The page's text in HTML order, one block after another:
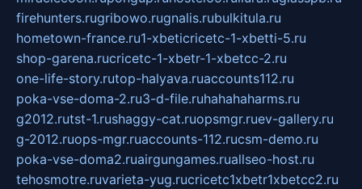
firehunters.rugribowo.rugnalis.rubulkitula.ru
hometown-france.ru1-xbeticricetc-1-xbetti-5.ru
shop-garena.rucricetc-1-xbetr-1-xbetcc-2.ru
one-life-story.rutop-halyava.ruaccounts112.ru
poka-vse-doma-2.ru3-d-file.ruhahahaharms.ru
g2012.rutst-1.rushaggy-cat.ruopsmgr.ruev-gallery.ru
g-2012.ruops-mgr.ruaccounts-112.rucsm-demo.ru
poka-vse-doma2.ruairgungames.ruallseo-host.ru
tehosmotre.ruvarieta-yug.rucricetc1xbetr1xbetcc2.ru